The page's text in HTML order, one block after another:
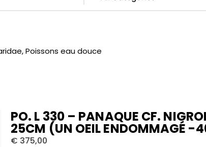
,Poissons eau douce
PO. L 330 – PANAQUE CF.
25CM (UN OEIL ENDOMMAGÉ -
€ 375,00